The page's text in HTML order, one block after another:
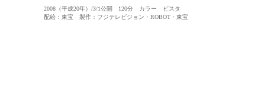
2008（平成20年）/3/1公開 120分 カラー ビスタ
配給：東宝 製作：フジテレビジョン・ROBOT・東宝